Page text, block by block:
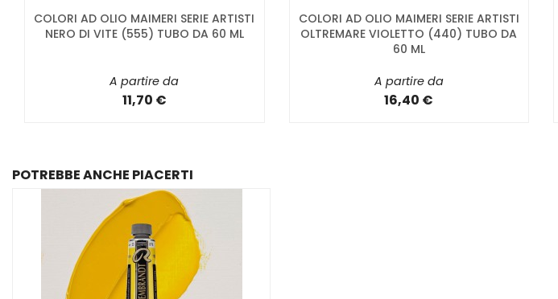
COLORI AD OLIO MAIMERI SERIE ARTISTI
NERO DI VITE (555) TUBO DA 60 ML
A partire da
11,70 €
COLORI AD OLIO MAIMERI SERIE ARTISTI
OLTREMARE VIOLETTO (440) TUBO DA
60 ML
A partire da
16,40 €
POTREBBE ANCHE PIACERTI